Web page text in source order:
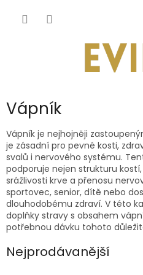
Vápník
Vápník je nejhojněji
je zásadní pro pevné kosti,
svalů i nervového systému.
podporuje nejen strukturu
srážlivosti krve a přenosu
sportovec, senior, dítě nebo
dlouhodobému zdraví. V této
doplňky stravy s obsahem
potřebnou dávku tohoto
Nejprodávanější